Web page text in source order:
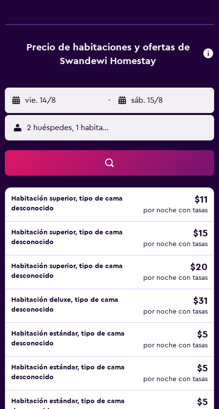
Precio de habitaciones y ofertas de
Swandewi Homestay
vie. 14/8 - sáb. 15/8
2 huéspedes, 1 habitación
Habitación superior, tipo de cama
desconocido
$11
por noche con tasas
Habitación superior, tipo de cama
desconocido
$15
por noche con tasas
Habitación superior, tipo de cama
desconocido
$20
por noche con tasas
Habitación deluxe, tipo de cama
desconocido
$31
por noche con tasas
Habitación estándar, tipo de cama
desconocido
$5
por noche con tasas
Habitación estándar, tipo de cama
desconocido
$5
por noche con tasas
Habitación estándar, tipo de cama
$5